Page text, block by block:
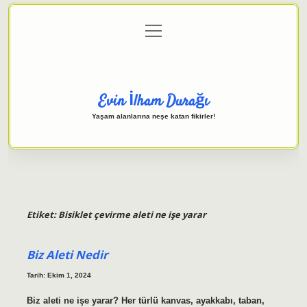
Gizlilik Politikası
menüyü
aç
Evin İlham Durağı
Yaşam alanlarına neşe katan fikirler!
Etiket:Bisiklet çevirme aleti ne işe yarar
Biz Aleti Nedir
Tarih: Ekim 1, 2024
Biz aleti ne işe yarar? Her türlü kanvas, ayakkabı, taban,